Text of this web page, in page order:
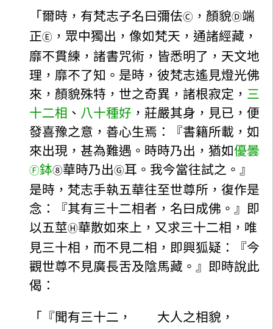
「爾時，有梵志子名曰彌佉Ⓒ ，顏貌Ⓓ端
正Ⓔ ，眾中獨出，像如梵天，通諸經藏，
靡不貫練，諸書咒術，皆悉明了，天文地
理，靡不了知。是時，彼梵志遙見燈光佛
來，顏貌殊特，世之奇異，諸根寂定， 三
十二相 、 八十種好 ，莊嚴其身，見已，便
發喜豫之意，善心生焉：『書籍所載，如
來出現，甚為難遇。時時乃出，猶如優曇
Ⓕ鉢⑧華時乃出Ⓖ耳。我今當往試之。』
是時，梵志手執五華往至世尊所，復作是
念：『其有三十二相者，名曰成佛。』即
以五莖Ⓗ華散如來上，又求三十二相，唯
見三十相，而不見二相，即興狐疑：『今
觀世尊不見廣長舌及陰馬藏。』即時說此
偈：
「『聞有三十二， 大人之相貌，